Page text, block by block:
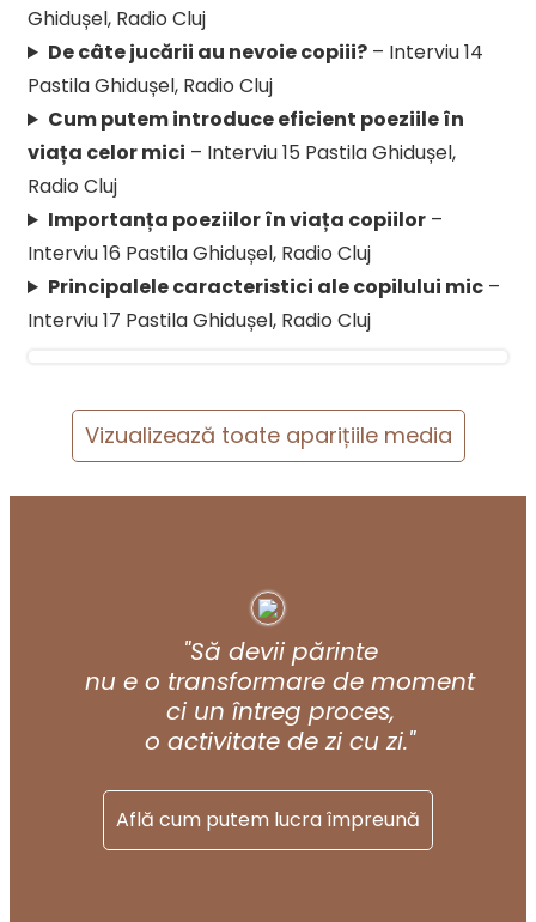
Ghidușel, Radio Cluj
De câte jucării au nevoie copiii?– Interviu 14
Pastila Ghidușel, Radio Cluj
Cum putem introduce eficient poeziile în
viața celor mici – Interviu 15 Pastila Ghidușel,
Radio Cluj
Importanța poeziilor în viața copiilor–
Interviu 16 Pastila Ghidușel, Radio Cluj
Principalele caracteristici ale copilului mic–
Interviu 17 Pastila Ghidușel, Radio Cluj
Vizualizează toate aparițiile media
"Să devii părinte
nu e o transformare de moment
ci un întreg proces,
o activitate de zi cu zi."
Află cum putem lucra împreună